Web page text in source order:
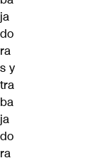
ja
do
ra
s y
tra
ba
ja
do
ra